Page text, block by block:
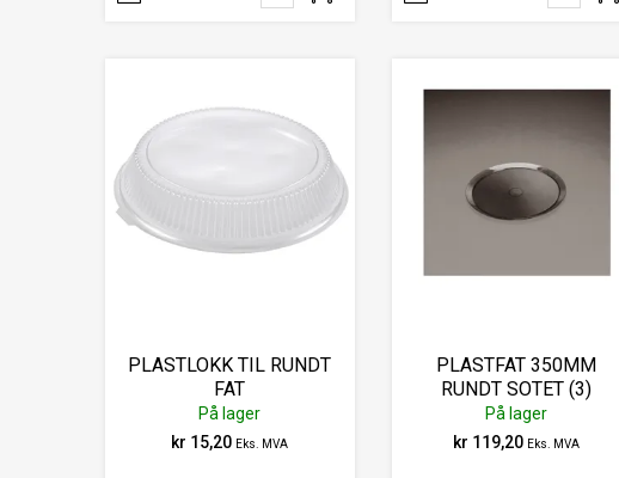
PLASTLOKK TIL RUNDT
FAT
På lager
kr 15,20 Eks. MVA
PLASTFAT 350MM
RUNDT SOTET (3)
21228.09.000
På lager
kr 119,20 Eks. MVA